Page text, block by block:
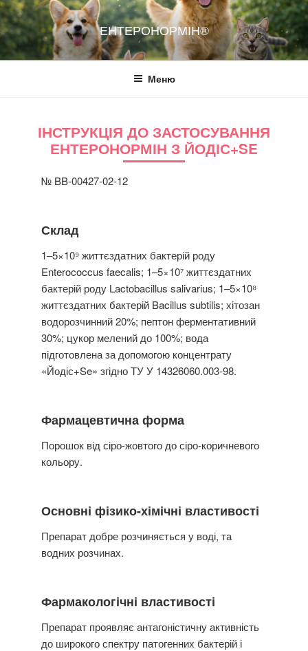
Перейти
до
вмісту
ЕНТЕРОНОРМІН®
Меню
ІНСТРУКЦІЯ ДО ЗАСТОСУВАННЯ
ЕНТЕРОНОРМІН З ЙОДІС+SE
№ BB-00427-02-12
Склад
1–5×10⁹ життєздатних бактерій роду
Enterococcus faecalis; 1–5×10⁷ життєздатних
бактерій роду Lactobacillus salivarius; 1–5×10⁸
життєздатних бактерій Bacillus subtilis; хітозан
водорозчинний 20%; пептон ферментативний
30%; цукор мелений до 100%; вода
підготовлена за допомогою концентрату
«Йодіс+Se» згідно ТУ У 14326060.003-98.
Фармацевтична форма
Порошок від сіро-жовтого до сіро-коричневого
кольору.
Основні фізико-хімічні властивості
Препарат добре розчиняється у воді, та
водних розчинах.
Фармакологічні властивості
Препарат проявляє антагоністичну активність
до широкого спектру патогенних бактерій і